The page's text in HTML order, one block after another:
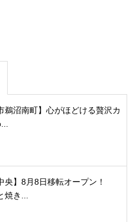
鵜沼南町】心がほどける贅沢カ
央】8月8日移転オープン！
焼き...